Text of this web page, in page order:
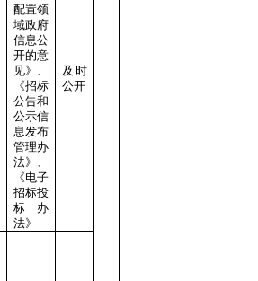
配置领
域政府
信息公
开的意
见》、
《招标
公告和
公示信
息发布
管理办
法》、
《电子
招标投
标办
法》
及时
公开